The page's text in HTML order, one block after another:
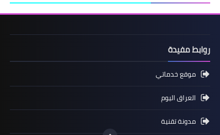
روابط مفيدة
موقع خدماتي
العراق اليوم
مدونة تقنية